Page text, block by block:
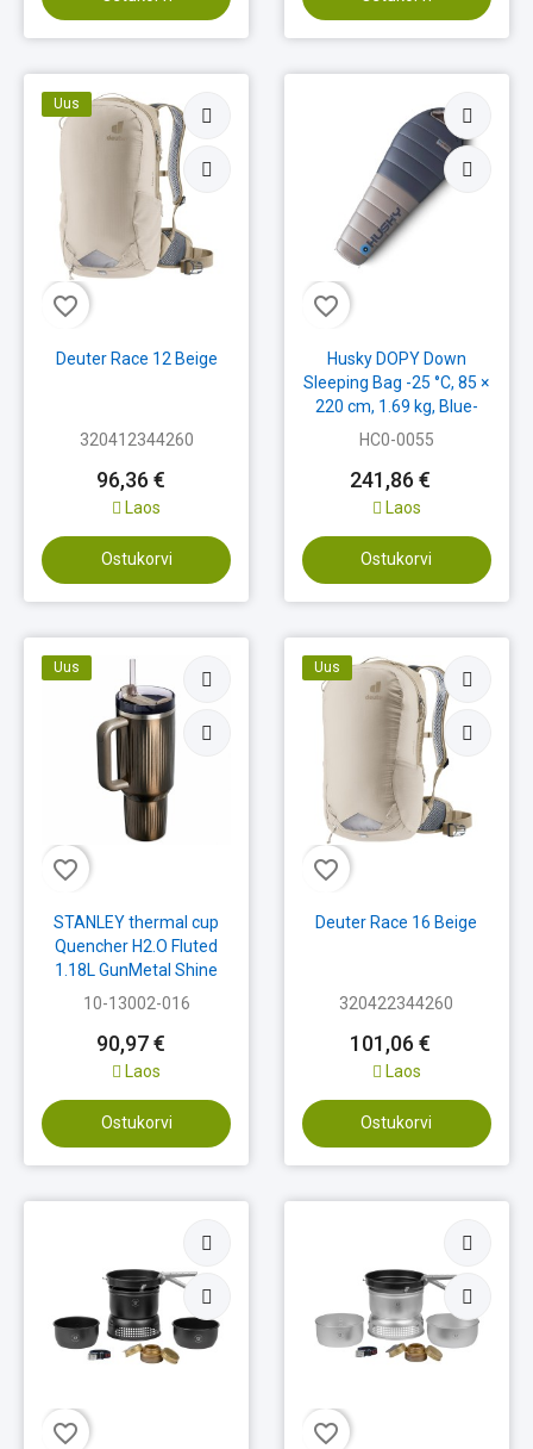
favorite_border
Uus
Deuter Race 12 Beige
320412344260
96,36 €
Laos
Ostukorvi
favorite_border
Husky DOPY Down
Sleeping Bag -25 °C, 85 ×
220 cm, 1.69 kg, Blue-
Grey
HC0-0055
241,86 €
Laos
Ostukorvi
favorite_border
Uus
STANLEY thermal cup
Quencher H2.O Fluted
1.18L GunMetal Shine
10-13002-016
90,97 €
Laos
Ostukorvi
favorite_border
Uus
Deuter Race 16 Beige
320422344260
101,06 €
Laos
Ostukorvi
favorite_border favorite_border